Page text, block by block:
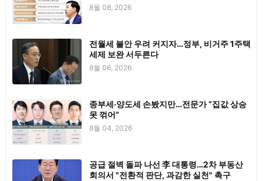
8월 08, 2026
전월세 불안 우려 커지자…정부, 비거주 1주택
세제 보완 서두른다
8월 06, 2026
종부세·양도세 손봤지만…전문가 “집값 상승
못 꺾어”
8월 04, 2026
공급 절벽 돌파 나선 李 대통령…2차 부동산
회의서 "전환적 판단, 과감한 실천" 촉구